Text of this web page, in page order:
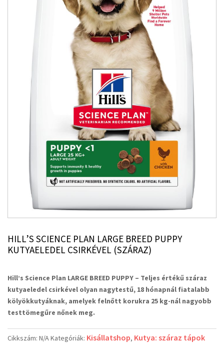
HILL’S SCIENCE PLAN LARGE BREED PUPPY
KUTYAELEDEL CSIRKÉVEL (SZÁRAZ)
Hill’s Science Plan LARGE BREED PUPPY – Teljes értékű száraz
kutyaeledel csirkével olyan nagytestű, 18 hónapnál fiatalabb
kölyökkutyáknak, amelyek felnőtt korukra 25 kg-nál nagyobb
testtömegűre nőnek meg.
Cikkszám: N/AKategóriák: Kisállatshop, Kutya: száraz tápok